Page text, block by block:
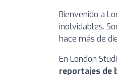
Bienvenido a
inolvidables.
hace más de
En London
reportajes de